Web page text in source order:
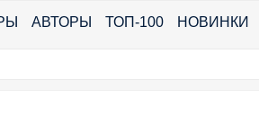
АВТОРЫ ТОП-100 НОВИНКИ